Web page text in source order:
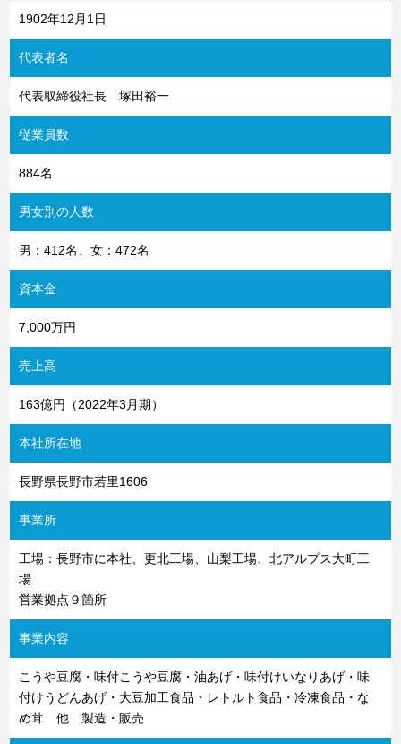
1902年12月1日
代表者名
代表取締役社長 塚田裕一
従業員数
884名
男女別の人数
男：412名、女：472名
資本金
7,000万円
売上高
163億円（2022年3月期）
本社所在地
長野県長野市若里1606
事業所
工場：長野市に本社、更北工場、山梨工場、北アルプス大町工
場
営業拠点９箇所
事業内容
こうや豆腐・味付こうや豆腐・油あげ・味付けいなりあげ・味
付けうどんあげ・大豆加工食品・レトルト食品・冷凍食品・な
め茸 他 製造・販売